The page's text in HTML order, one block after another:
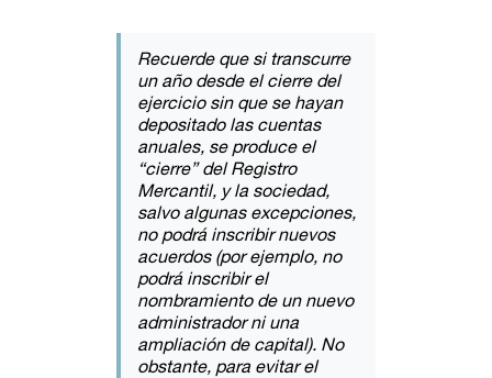
Recuerde que si transcurre
un año desde el cierre del
ejercicio sin que se hayan
depositado las cuentas
anuales, se produce el
“cierre” del Registro
Mercantil, y la sociedad,
salvo algunas excepciones,
no podrá inscribir nuevos
acuerdos (por ejemplo, no
podrá inscribir el
nombramiento de un nuevo
administrador ni una
ampliación de capital). No
obstante, para evitar el